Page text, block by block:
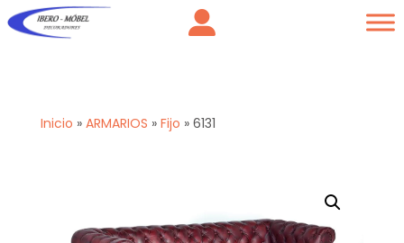
Inicio » ARMARIOS » Fijo » 6131